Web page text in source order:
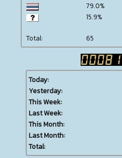
79.0%
15.9%
Total: 65
Today:
Yesterday:
This Week:
Last Week:
This Month:
Last Month:
Total: